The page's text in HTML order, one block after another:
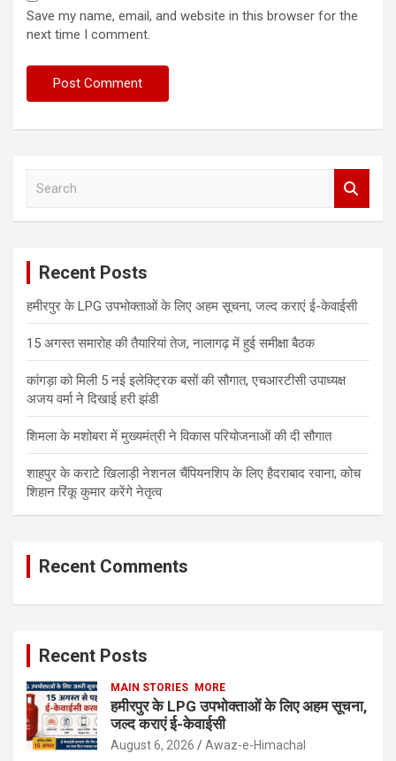
Save my name, email, and website in this browser for the
next time I comment.
Recent Posts
हमीरपुर के LPG उपभोक्ताओं के लिए अहम सूचना, जल्द कराएं ई-केवाईसी
15 अगस्त समारोह की तैयारियां तेज, नालागढ़ में हुई समीक्षा बैठक
कांगड़ा को मिली 5 नई इलेक्ट्रिक बसों की सौगात, एचआरटीसी उपाध्यक्ष
अजय वर्मा ने दिखाई हरी झंडी
शिमला के मशोबरा में मुख्यमंत्री ने विकास परियोजनाओं की दी सौगात
शाहपुर के कराटे खिलाड़ी नेशनल चैंपियनशिप के लिए हैदराबाद रवाना, कोच
शिहान रिंकू कुमार करेंगे नेतृत्व
Recent Comments
Recent Posts
MAIN STORIES MORE
हमीरपुर के LPG उपभोक्ताओं के लिए अहम सूचना,
जल्द कराएं ई-केवाईसी
August 6, 2026 Awaz-e-Himachal